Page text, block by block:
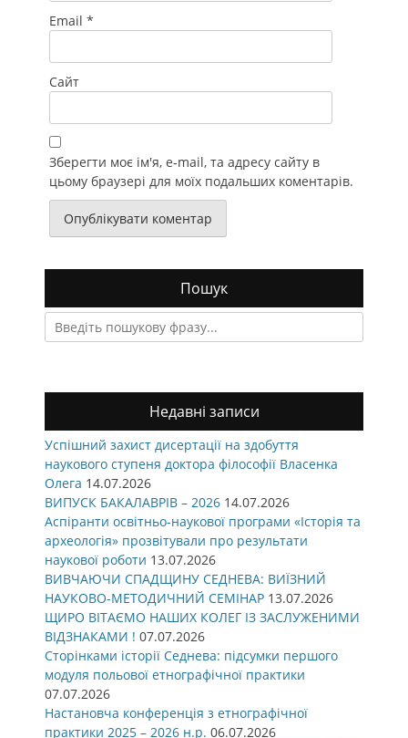
Email *
Сайт
Зберегти моє ім'я, e-mail, та адресу сайту в
цьому браузері для моїх подальших коментарів.
Пошук
Search
for:
Недавні записи
Успішний захист дисертації на здобуття
наукового ступеня доктора філософії Власенка
Олега 14.07.2026
ВИПУСК БАКАЛАВРІВ – 2026 14.07.2026
Аспіранти освітньо-наукової програми «Історія та
археологія» прозвітували про результати
наукової роботи 13.07.2026
ВИВЧАЮЧИ СПАДЩИНУ СЕДНЕВА: ВИЇЗНИЙ
НАУКОВО-МЕТОДИЧНИЙ СЕМІНАР 13.07.2026
ЩИРО ВІТАЄМО НАШИХ КОЛЕГ ІЗ ЗАСЛУЖЕНИМИ
ВІДЗНАКАМИ ! 07.07.2026
Сторінками історії Седнева: підсумки першого
модуля польової етнографічної практики
07.07.2026
Настановча конференція з етнографічної
практики 2025 – 2026 н.р. 06.07.2026